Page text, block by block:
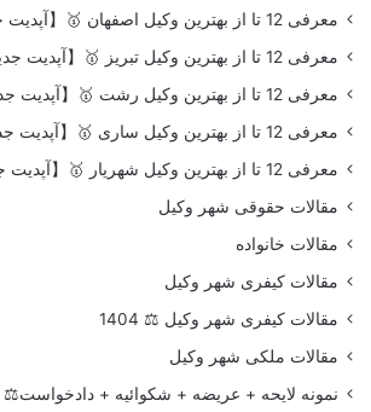
معرفی 12 تا از بهترین وکیل اصفهان 🥇【آپدیت جدید】⚖️
معرفی 12 تا از بهترین وکیل تبریز 🥇【آپدیت جدید】⚖️
معرفی 12 تا از بهترین وکیل رشت 🥇【آپدیت جدید】⚖️
معرفی 12 تا از بهترین وکیل ساری 🥇【آپدیت جدید】⚖️
معرفی 12 تا از بهترین وکیل شهریار 🥇【آپدیت جدید】⚖️
مقالات حقوقی شهر وکیل
مقالات خانواده
مقالات کیفری شهر وکیل
مقالات کیفری شهر وکیل ⚖️ 1404
مقالات ملکی شهر وکیل
نمونه لایحه + عریضه + شکوائیه + دادخواست⚖️